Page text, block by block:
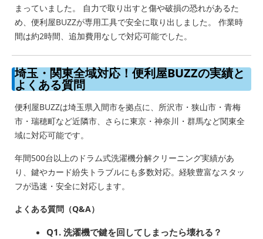
まっていました。 自力で取り出すと傷や破損の恐れがあるた
め、便利屋BUZZが専用工具で安全に取り出しました。 作業時
間は約2時間、追加費用なしで対応可能でした。
埼玉・関東全域対応！便利屋BUZZの実績と
よくある質問
便利屋BUZZは埼玉県入間市を拠点に、所沢市・狭山市・青梅
市・瑞穂町など近隣市、さらに東京・神奈川・群馬など関東全
域に対応可能です。
年間500台以上のドラム式洗濯機分解クリーニング実績があ
り、鍵やカード紛失トラブルにも多数対応。経験豊富なスタッ
フが迅速・安全に対応します。
よくある質問（Q&A）
Q1. 洗濯機で鍵を回してしまったら壊れる？